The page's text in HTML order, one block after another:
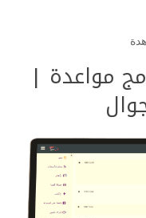
مواعدة |